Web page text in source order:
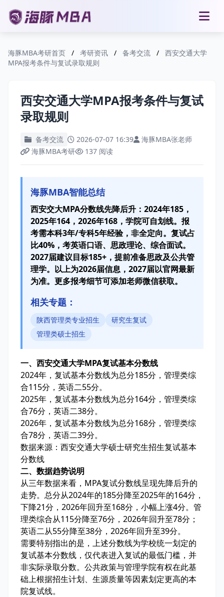
海豚MBA考研首页 / 考研资讯 / 备考交流 /
西安交通大学
MPA报考条件与复试录取规则
西安交通大学MPA报考条件与复试
录取规则
备考交流 2026-07-07 16:39
海豚MBA张老师
海豚MBA考研
137 阅读
海豚MBA智能总结
西安交大MPA分数线先降后升：2024年185，
2025年164，2026年168，学院可自划线。报
考需本科3年/专科5年经验，非全定向。复试占
比40%，考英语口语、思政理论、综合面试。
2027届建议目标185+，提前准备思政及公共管
理学。以上为2026届信息，2027届以官网最新
为准。更多报考细节可添加老师微信获取。
相关专题：
陕西管理类专业招生
研究生复试
管理类硕士招生
一、西安交通大学MPA复试基本分数线
2024年，复试基本分数线为总分185分，管理类综
合115分，英语二55分。
2025年，复试基本分数线为总分164分，管理类综
合76分，英语二38分。
2026年，复试基本分数线为总分168分，管理类综
合78分，英语二39分。
数据来源：西安交通大学硕士研究生招生复试基本
分数线
二、数据趋势说明
从三年数据来看，MPA复试分数线呈现先降后升的
走势。总分从2024年的185分降至2025年的164分，
下降21分，2026年回升至168分，小幅上涨4分。管
理类综合从115分降至76分，2026年回升至78分；
英语二从55分降至38分，2026年回升至39分。
需要特别指出的是，上述分数线为学校统一划定的
复试基本分数线，仅代表进入复试的最低门槛，并
非实际录取分数。公共政策与管理学院有权在此基
础上根据招生计划、生源质量等因素划定更高的本
院复试线。